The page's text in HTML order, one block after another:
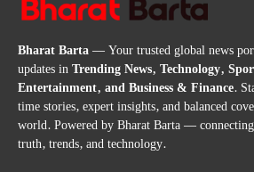
Bharat Barta— Your trusted global news
updates inTrending News, Technology,
Entertainment, and Business & Finance.
time stories, expert insights, and balanced
world. Powered by Bharat Barta —
truth, trends, and technology.